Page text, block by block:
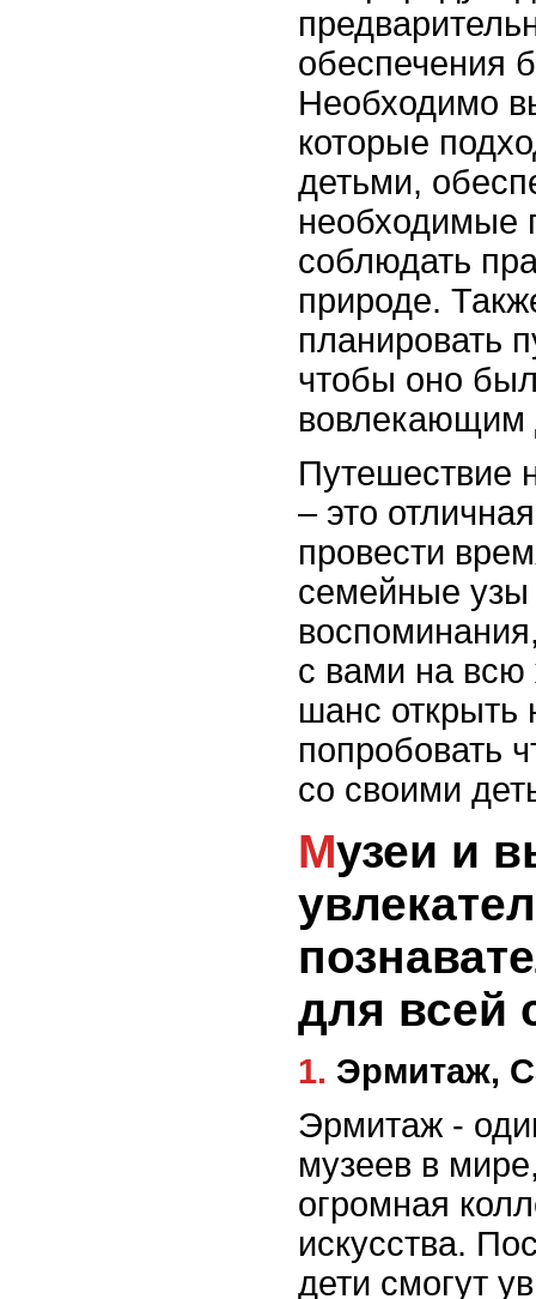
обеспечения
Необходимо
которые
детьми,
необходимые
соблюдать
природе.
планировать
чтобы оно
вовлекающим
Путешествие
– это
провести
семейные узы
с вами на всю
шанс открыть
попробовать
со своими
Музеи и выставки:
для всей
1. Эрмитаж,
Эрмитаж -
музеев в
огромная
искусства.
дети смогут